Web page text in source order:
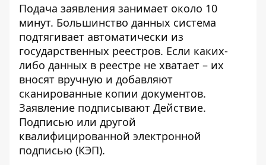
Подача заявления занимает около 10
минут. Большинство данных система
подтягивает автоматически из
государственных реестров. Если каких-
либо данных в реестре не хватает – их
вносят вручную и добавляют
сканированные копии документов.
Заявление подписывают Действие.
Подписью или другой
квалифицированной электронной
подписью (КЭП).